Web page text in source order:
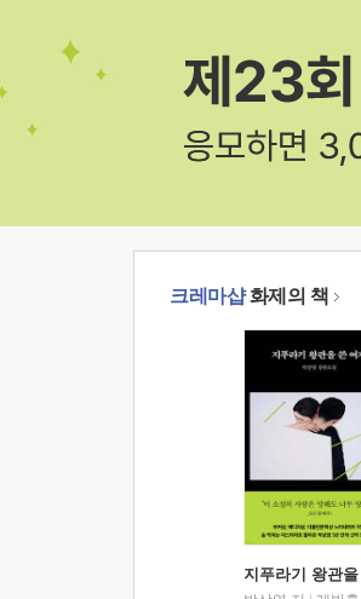
크레마샵화제의 책
지푸라기 왕관